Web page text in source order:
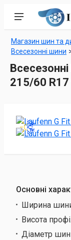
Магазин шин та
Всесезонні шини
215/60
Основні
Ширина
Висота
Діаметр